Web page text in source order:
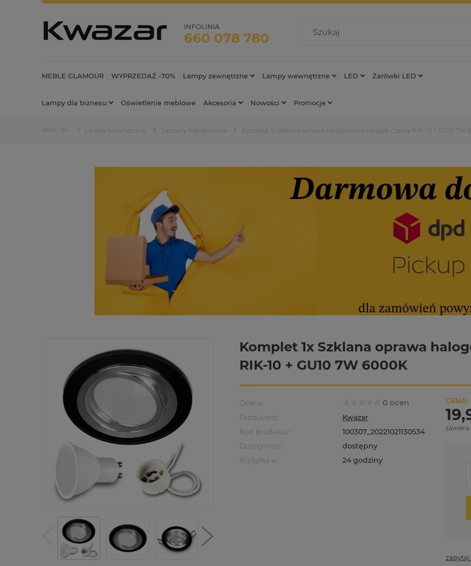
INFOLINIA
660 078 780
MEBLE GLAMOUR WYPRZEDAŻ -70% Lampy zewnętrzne Lampy wewnętrzne LED Żarówki LED
Lampy dla biznesu Oświetlenie meblowe Akcesoria Nowości Promocje
Lampy wewnętrzne Zestawy halogenowe Komplet 1x Szklana oprawa halogenowa okrągła czarna RIK-10 + GU10 7W
Komplet 1x Szklana oprawa
RIK-10 + GU10 7W 6000K
Ocena: 0 ocen
Producent:
Kwazar
Kod produktu:
100307_20221021130534
Dostępność:
dostępny
Wysyłka w:
24 godziny
CENA:
zawiera